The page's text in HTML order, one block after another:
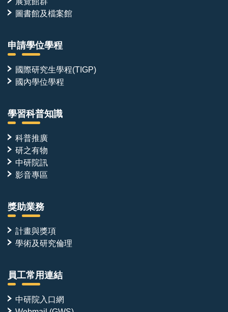
圖書館及檔案館
申請學位學程
國際研究生學程(TIGP)
國內學位學程
學習科普知識
科普推廣
研之有物
中研院訊
影音專區
獎助業務
計畫與獎項
學術及研究倫理
員工常用連結
中研院入口網